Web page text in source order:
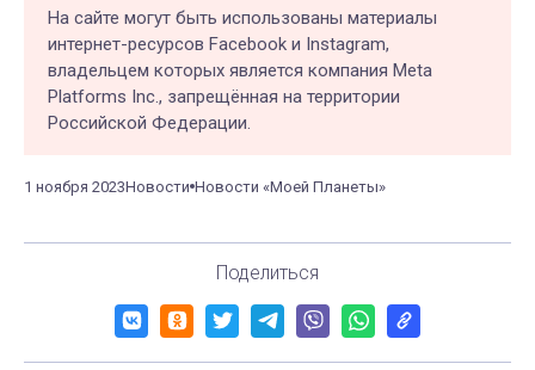
На сайте могут быть использованы материалы
интернет-ресурсов Facebook и Instagram,
владельцем которых является компания Meta
Platforms Inc., запрещённая на территории
Российской Федерации.
1 ноября 2023Новости Новости «Моей Планеты»
Поделиться